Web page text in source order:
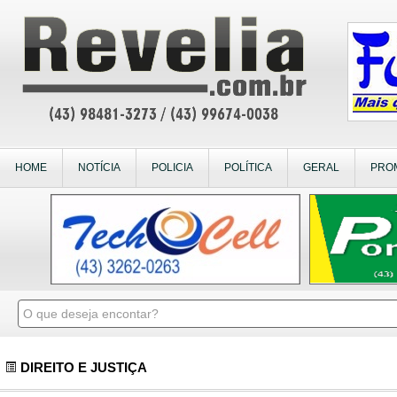
HOME NOTÍCIA POLICIA POLÍTICA GERAL
DIREITO E JUSTIÇA